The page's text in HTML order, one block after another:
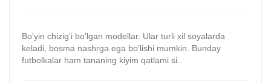
Bo'yin chizig'i bo'lgan modellar. Ular turli xil soyalarda
keladi, bosma nashrga ega bo'lishi mumkin. Bunday
futbolkalar ham tananing kiyim qatlami si..